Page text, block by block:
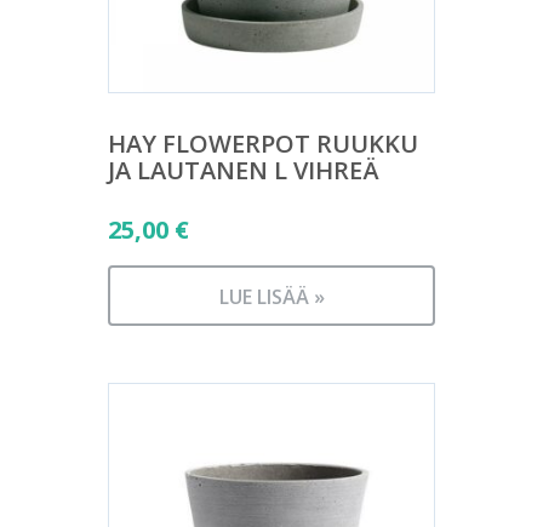
HAY FLOWERPOT RUUKKU
JA LAUTANEN L VIHREÄ
25,00 €
LUE LISÄÄ »